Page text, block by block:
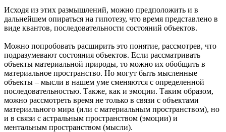
Исходя из этих размышлений, можно предположить и в
дальнейшем опираться на гипотезу, что время представлено в
виде квантов, последовательности состояний объектов.
Можно попробовать расширить это понятие, рассмотрев, что
подразумевают состояния объектов. Если рассматривать
объекты материальной природы, то можно их обобщить в
материальное пространство. Но могут быть мысленные
объекты – мысли в нашем уме сменяются с определенной
последовательностью. Также, как и эмоции. Таким образом,
можно рассмотреть время не только в связи с объектами
материального мира (или с материальным пространством), но
и в связи с астральным пространством (эмоции) и
ментальным пространством (мысли).